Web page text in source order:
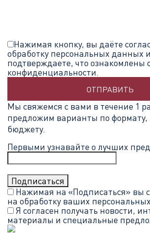
Нажимая кнопку, вы даёте
обработку персональных данных и
подтверждаете, что ознакомлены
конфиденциальности.
ОТПРАВИТЬ
Мы свяжемся с вами в течение 1
предложим варианты по формату,
бюджету.
Первыми узнавайте о лучших
Нажимая на «Подписаться» вы
на обработку ваших
Я согласен получать новости,
материалы и специальные